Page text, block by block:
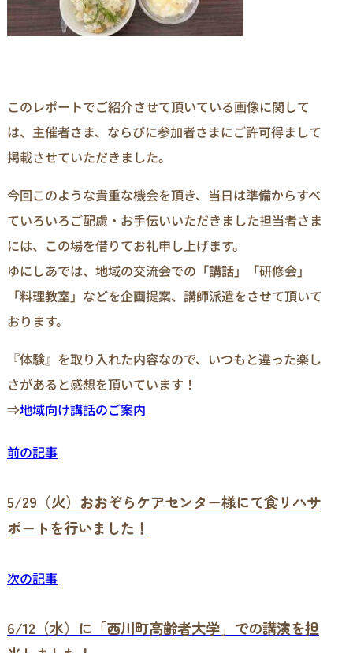
このレポートでご紹介させて頂いている画像に関して
は、主催者さま、ならびに参加者さまにご許可得まして
掲載させていただきました。
今回このような貴重な機会を頂き、当日は準備からすべ
ていろいろご配慮・お手伝いいただきました担当者さま
には、この場を借りてお礼申し上げます。
ゆにしあでは、地域の交流会での「講話」「研修会」
「料理教室」などを企画提案、講師派遣をさせて頂いて
おります。
『体験』を取り入れた内容なので、いつもと違った楽し
さがあると感想を頂いています！
⇒地域向け講話のご案内
前の記事
5/29（火）おおぞらケアセンター様にて食リハサ
ポートを行いました！
次の記事
6/12（水）に「西川町高齢者大学」での講演を担